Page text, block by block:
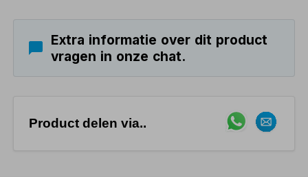
Extra informatie over dit product
vragen in onze chat.
Product delen via..